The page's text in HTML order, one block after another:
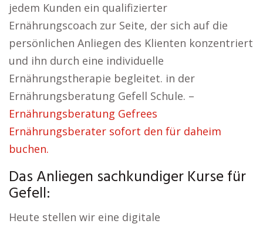
jedem Kunden ein qualifizierter
Ernährungscoach zur Seite, der sich auf die
persönlichen Anliegen des Klienten konzentriert
und ihn durch eine individuelle
Ernährungstherapie begleitet. in der
Ernährungsberatung Gefell Schule. –
Ernährungsberatung Gefrees
Ernährungsberater sofort den für daheim
buchen.
Das Anliegen sachkundiger Kurse für
Gefell:
Heute stellen wir eine digitale